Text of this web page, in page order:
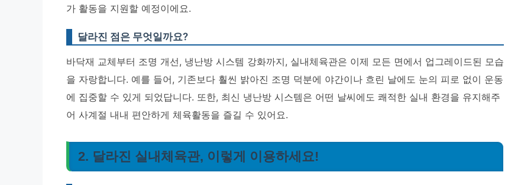
가 활동을 지원할 예정이에요.
달라진 점은 무엇일까요?
바닥재 교체부터 조명 개선, 냉난방 시스템 강화까지, 실내체육관은 이제 모든 면에서 업그레이드된 모습
을 자랑합니다. 예를 들어, 기존보다 훨씬 밝아진 조명 덕분에 야간이나 흐린 날에도 눈의 피로 없이 운동
에 집중할 수 있게 되었답니다. 또한, 최신 냉난방 시스템은 어떤 날씨에도 쾌적한 실내 환경을 유지해주
어 사계절 내내 편안하게 체육활동을 즐길 수 있어요.
2. 달라진 실내체육관, 이렇게 이용하세요!